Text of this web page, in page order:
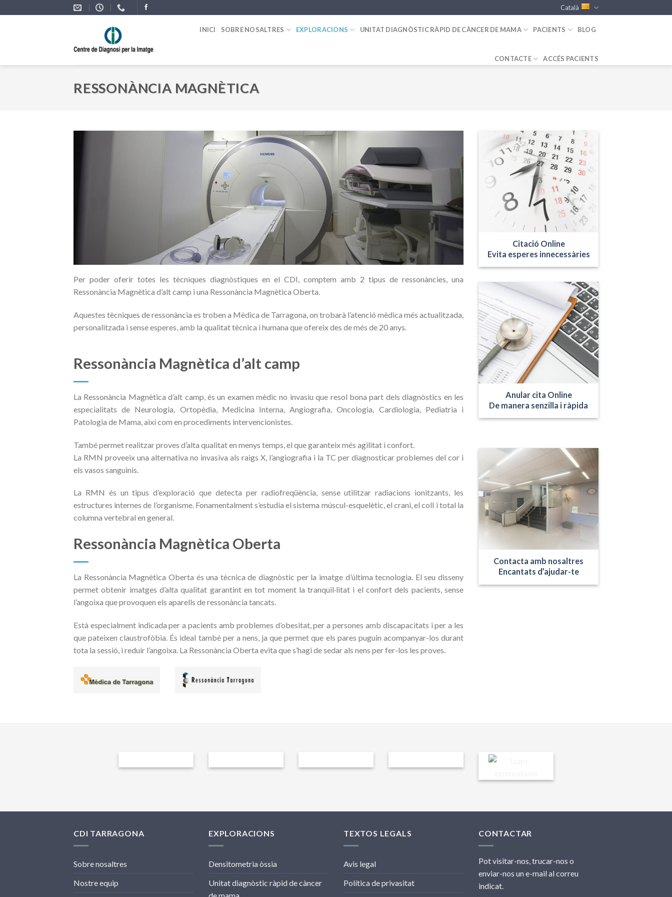
to
Català
INICI SOBRE NOSALTRES EXPLORACIONS UNITAT DIAGNÒSTIC RÀPID DE CÀNCER DE MAMA PACIENTS BLOG
CONTACTE ACCÉS PACIENTS
RESSONÀNCIA MAGNÈTICA
Per poder oferir totes les tècniques diagnòstiques en el CDI, comptem amb 2 tipus de ressonàncies, una
Ressonància Magnètica d’alt camp i una Ressonància Magnètica Oberta.
Aquestes tècniques de ressonància es troben a Mèdica de Tarragona, on trobarà l’atenció mèdica més actualitzada,
personalitzada i sense esperes, amb la qualitat tècnica i humana que ofereix des de més de 20 anys.
Ressonància Magnètica d’alt camp
La Ressonància Magnètica d’alt camp, és un examen mèdic no invasiu que resol bona part dels diagnòstics en les
especialitats de Neurologia, Ortopèdia, Medicina Interna, Angiografia, Oncologia, Cardiologia, Pediatria i
Patologia de Mama, així com en procediments intervencionistes.
També permet realitzar proves d’alta qualitat en menys temps, el que garanteix més agilitat i confort.
La RMN proveeix una alternativa no invasiva als raigs X, l’angiografia i la TC per diagnosticar problemes del cor i
els vasos sanguinis.
La RMN és un tipus d’exploració que detecta per radiofreqüència, sense utilitzar radiacions ionitzants, les
estructures internes de l’organisme. Fonamentalment s’estudia el sistema múscul-esquelètic, el crani, el coll i total la
columna vertebral en general.
Ressonància Magnètica Oberta
La Ressonància Magnètica Oberta és una tècnica de diagnòstic per la imatge d’última tecnologia. El seu disseny
permet obtenir imatges d’alta qualitat garantint en tot moment la tranquil·litat i el confort dels pacients, sense
l’angoixa que provoquen els aparells de ressonància tancats.
Està especialment indicada per a pacients amb problemes d’obesitat, per a persones amb discapacitats i per a les
que pateixen claustrofòbia. És ideal també per a nens, ja que permet que els pares puguin acompanyar-los durant
tota la sessió, i reduir l’angoixa. La Ressonància Oberta evita que s’hagi de sedar als nens per fer-los les proves.
Citació Online
Evita esperes innecessàries
Anular cita Online
De manera senzilla i ràpida
Contacta amb nosaltres
Encantats d’ajudar-te
CDI TARRAGONA
Sobre nosaltres
Nostre equip
EXPLORACIONS
Densitometria òssia
Unitat diagnòstic ràpid de càncer
TEXTOS LEGALS
Avis legal
Política de privasitat
CONTACTAR
Pot visitar-nos, trucar-nos o
enviar-nos un e-mail al correu
indicat.